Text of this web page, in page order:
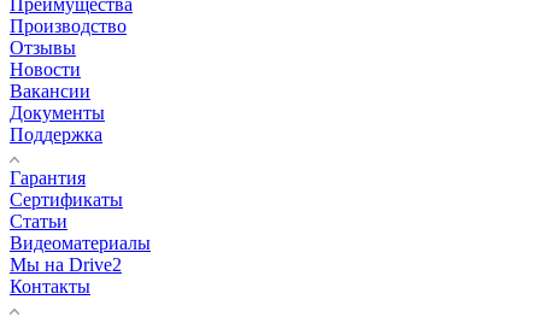
Производство
Отзывы
Новости
Вакансии
Документы
Поддержка
Гарантия
Сертификаты
Статьи
Видеоматериалы
Мы на Drive2
Контакты